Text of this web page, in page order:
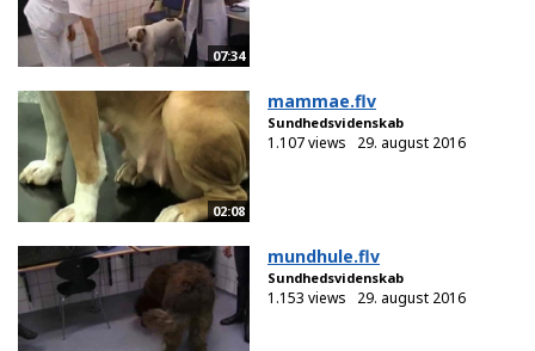
07:34
02:08
mammae.flv
Sundhedsvidenskab
1.107 views 29. august 2016
mundhule.flv
Sundhedsvidenskab
1.153 views 29. august 2016